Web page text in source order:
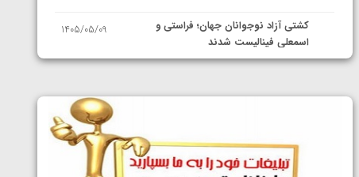
کشتی آزاد نوجوانان جهان؛ فراستی و
اسمعلی فینالیست شدند
1405/05/09
نمایندگان ایران مشخص شدند
سوم برای ایران
1405/05/07